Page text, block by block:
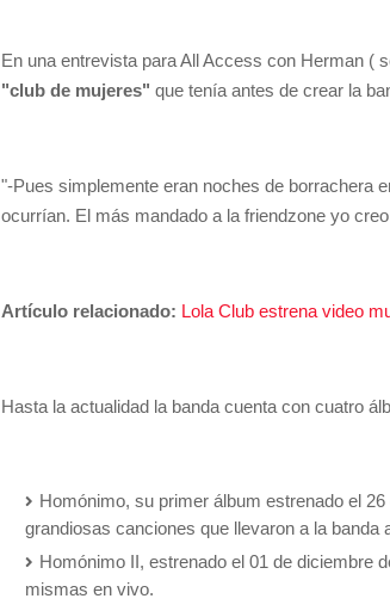
En una entrevista para All Access con Herman (
"club de mujeres" que tenía antes de crear la
"-Pues simplemente eran noches de borrachera
ocurrían. El más mandado a la friendzone yo
Artículo relacionado: Lola Club estrena video
Hasta la actualidad la banda cuenta con cuatro
Homónimo, su primer álbum estrenado el
grandiosas canciones que llevaron a la banda
Homónimo II, estrenado el 01 de diciembre
mismas en vivo.